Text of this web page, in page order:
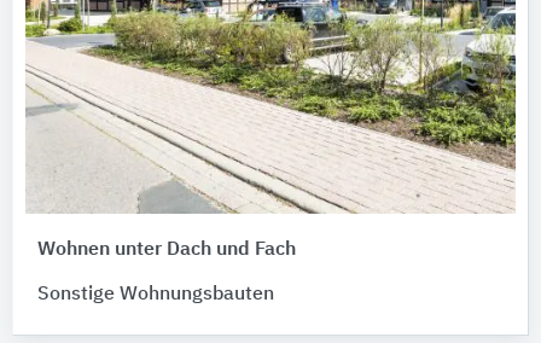
Bitte auswählen
AWARD Auszeichnung
Bitte auswählen
Hersteller
Stadler Treppen
Bitte auswählen
Wohnen unter Dach und Fach
Sonstige Wohnungsbauten